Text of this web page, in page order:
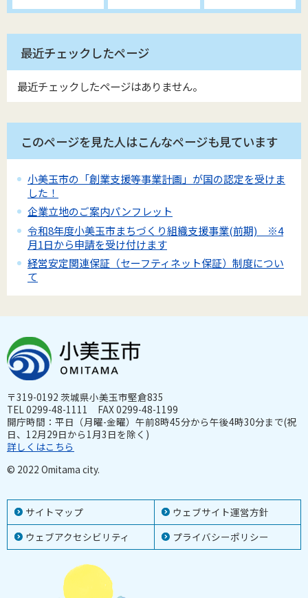
最近チェックしたページ
最近チェックしたページはありません。
このページを見た人はこんなページも見ています
小美玉市の「創業支援等事業計画」が国の認定を受けま
した！
企業立地のご案内パンフレット
令和8年度小美玉市まちづくり組織支援事業(前期) ※4
月1日から申請を受け付けます
経営安定関連保証（セーフティネット保証）制度につい
て
サイトマップ
ウェブサイト運営方針
ウェブアクセシビリティ
プライバシーポリシー
〒319-0192 茨城県小美玉市堅倉835
TEL 0299-48-1111 FAX 0299-48-1199
開庁時間：平日（月曜-金曜）午前8時45分から午後4時30分まで(祝
日、12月29日から1月3日を除く)
詳しくはこちら
© 2022 Omitama city.